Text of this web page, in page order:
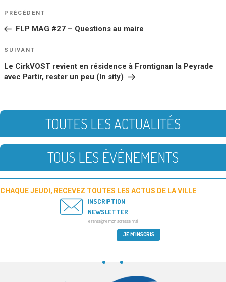
NAVIGATION
DE
Article
PRÉCÉDENT
FLP MAG #27 – Questions au maire
Article
SUIVANT
Le CirkVOST revient en résidence à Frontignan la Peyrade
avec Partir, rester un peu (In sity)
TOUTES LES ACTUALITÉS
TOUS LES ÉVÉNEMENTS
CHAQUE JEUDI, RECEVEZ TOUTES LES ACTUS DE LA VILLE
INSCRIPTION
NEWSLETTER